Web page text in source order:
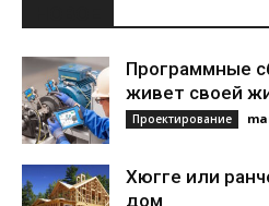
Программные
живет своей
Проектирование
Хюгге или
дом